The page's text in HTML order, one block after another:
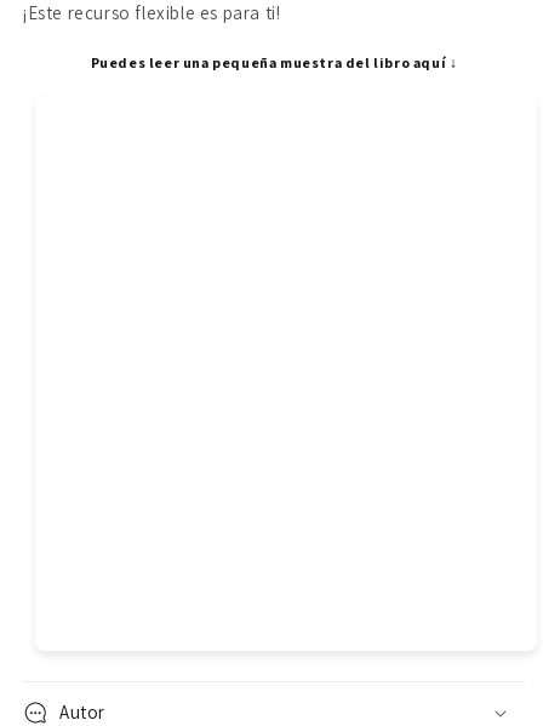
¡Este recurso flexible es para ti!
Puedes leer una pequeña muestra del libro aquí ↓
Autor